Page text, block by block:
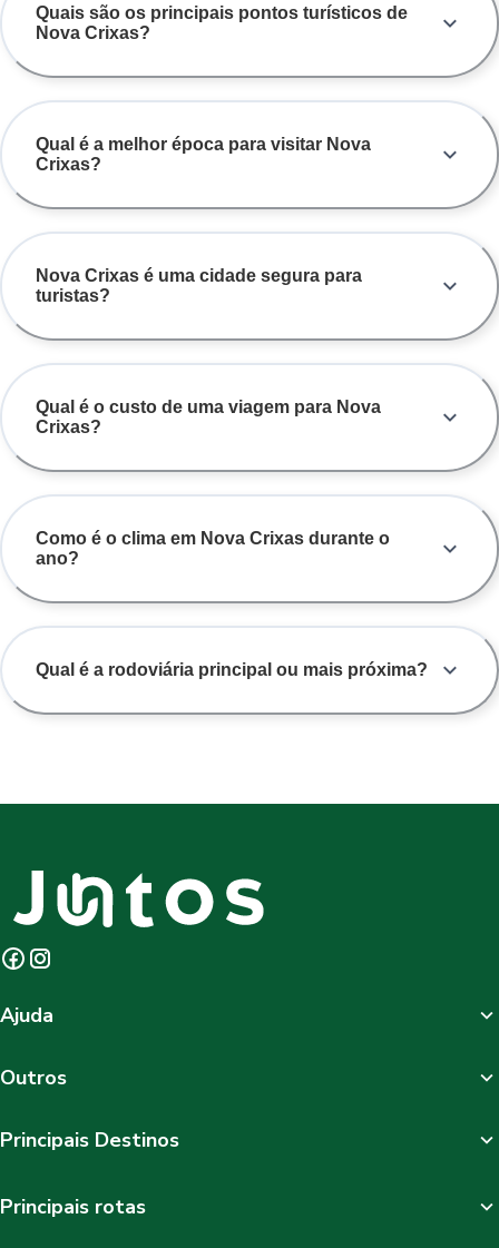
ter a certeza de uma jornada segura e agradável até o seu destino
Quais são os principais pontos turísticos de
Nova Crixas?
Qual é a melhor época para visitar Nova
Crixas?
Nova Crixas é uma cidade segura para
turistas?
Qual é o custo de uma viagem para Nova
Crixas?
Como é o clima em Nova Crixas durante o
ano?
Qual é a rodoviária principal ou mais próxima?
Ajuda
Outros
Principais Destinos
Principais rotas